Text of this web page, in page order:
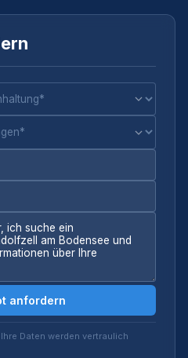
anfordern
Daten werden vertraulich